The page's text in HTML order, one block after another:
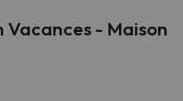
Vacances - Maison